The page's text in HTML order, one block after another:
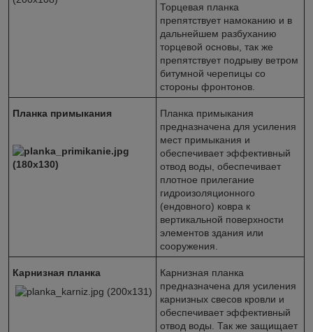
Торцевая планка
препятствует намоканию и в
дальнейшем разбуханию
торцевой основы, так же
препятствует подрыву ветром
битумной черепицы со
стороны фронтонов.
Планка примыкания
Планка примыкания
предназначена для усиления
мест примыкания и
обеспечивает эффективный
отвод воды, обеспечивает
плотное прилегание
гидроизоляционного
(ендовного) ковра к
вертикальной поверхности
элементов здания или
сооружения.
Карнизная планка
Карнизная планка
предназначена для усиления
карнизных свесов кровли и
обеспечивает эффективный
отвод воды. Так же защищает